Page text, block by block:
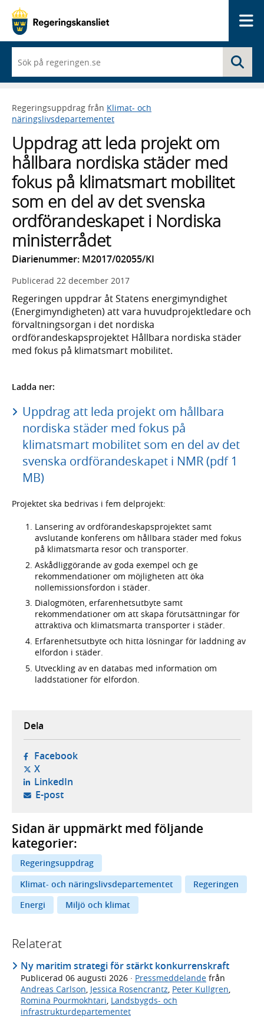
du
börjar
skriva
framträder
en
med
sökförslag
Regeringsuppdrag från Klimat- och
näringslivsdepartementet
Uppdrag att leda projekt om
hållbara nordiska städer med
fokus på klimatsmart mobilitet
som en del av det svenska
ordförandeskapet i Nordiska
ministerrådet
Diarienummer: M2017/02055/KI
Publicerad 22 december 2017
Regeringen uppdrar åt Statens energimyndighet
(Energimyndigheten) att vara huvudprojektledare och
förvaltningsorgan i det nordiska
ordförandeskapsprojektet Hållbara nordiska städer
med fokus på klimatsmart mobilitet.
Ladda ner:
Uppdrag att leda projekt om hållbara
nordiska städer med fokus på
klimatsmart mobilitet som en del av det
svenska ordförandeskapet i NMR (pdf 1
MB)
Projektet ska bedrivas i fem delprojekt:
Lansering av ordförandeskapsprojektet samt
avslutande konferens om hållbara städer med fokus
på klimatsmarta resor och transporter.
Askådliggörande av goda exempel och ge
rekommendationer om möjligheten att öka
nollemissionsfordon i städer.
Dialogmöten, erfarenhetsutbyte samt
rekommendationer om att skapa förutsättningar för
attraktiva och klimatsmarta transporter i städer.
Erfarenhetsutbyte och hitta lösningar för laddning av
elfordon i städer.
Utveckling av en databas med information om
laddstationer för elfordon.
Dela
Facebook- öppnas i ny flik, extern webbplats,
X- öppnas i ny flik, extern webbplats,
LinkedIn- öppnas i ny flik, extern webbplats,
E-post- öppnar din e-postklient,
Sidan är uppmärkt med följande
kategorier:
Regeringsuppdrag
Klimat- och näringslivsdepartementet
Regeringen
Energi
Miljö och klimat
Relaterat
Ny maritim strategi för stärkt konkurrenskraft
Publicerad 06 augusti 2026 · Pressmeddelande från
Andreas Carlson Jessica Rosencrantz Peter Kullgren
Romina Pourmokhtari Landsbygds- och
infrastrukturdepartementet